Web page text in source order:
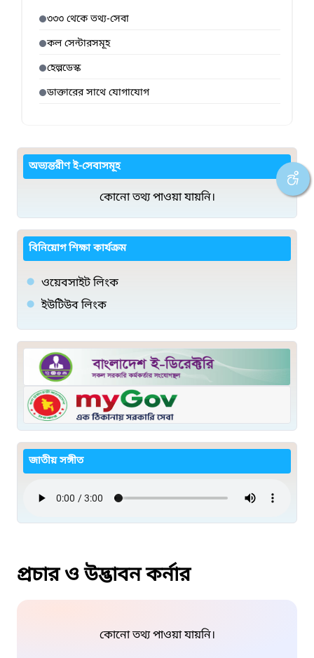
৩৩৩ থেকে তথ্য-সেবা
কল সেন্টারসমূহ
হেল্পডেস্ক
ডাক্তারের সাথে যোগাযোগ
অভ্যন্তরীণ ই-সেবাসমূহ
কোনো তথ্য পাওয়া যায়নি।
বিনিয়োগ শিক্ষা কার্যক্রম
ওয়েবসাইট লিংক
ইউটিউব লিংক
জাতীয় সঙ্গীত
প্রচার ও উদ্ভাবন কর্নার
কোনো তথ্য পাওয়া যায়নি।